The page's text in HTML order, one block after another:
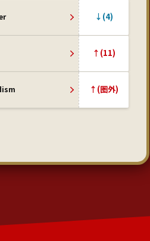
↓(4)
↑(11)
↑(圏外)